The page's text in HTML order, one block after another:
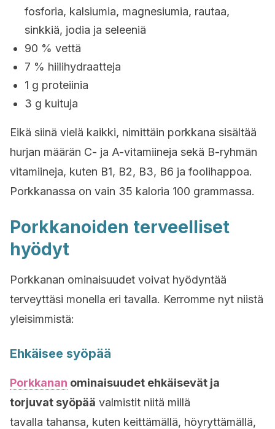
fosforia, kalsiumia, magnesiumia, rautaa,
sinkkiä, jodia ja seleeniä
90 % vettä
7 % hiilihydraatteja
1 g proteiinia
3 g kuituja
Eikä siinä vielä kaikki, nimittäin porkkana sisältää
hurjan määrän C- ja A-vitamiineja sekä B-ryhmän
vitamiineja, kuten B1, B2, B3, B6 ja foolihappoa.
Porkkanassa on vain 35 kaloria 100 grammassa.
Porkkanoiden terveelliset
hyödyt
Porkkanan ominaisuudet voivat hyödyntää
terveyttäsi monella eri tavalla. Kerromme nyt niistä
yleisimmistä:
Ehkäisee syöpää
Porkkanan ominaisuudet ehkäisevät ja
torjuvat syöpää valmistit niitä millä
tavalla tahansa, kuten keittämällä, höyryttämällä,